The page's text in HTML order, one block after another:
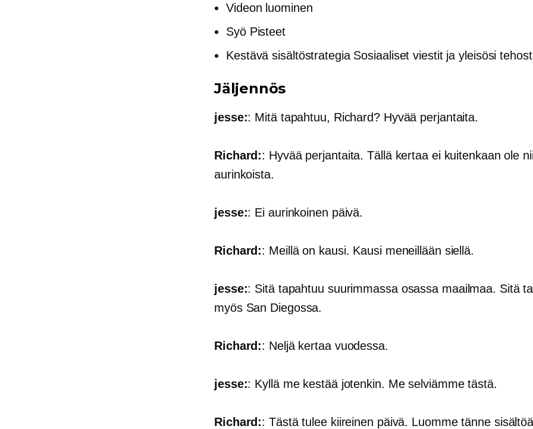
Videon luominen
Syö Pisteet
Kestävä sisältöstrategia Sosiaaliset viestit ja yleisösi
Jäljennös
jesse:: Mitä tapahtuu, Richard? Hyvää perjantaita.
Richard:: Hyvää perjantaita. Tällä kertaa ei kuitenkaan ole
aurinkoista.
jesse:: Ei aurinkoinen päivä.
Richard:: Meillä on kausi. Kausi meneillään siellä.
jesse:: Sitä tapahtuu suurimmassa osassa maailmaa. Sitä
myös San Diegossa.
Richard:: Neljä kertaa vuodessa.
jesse:: Kyllä me kestää jotenkin. Me selviämme tästä.
Richard:: Tästä tulee kiireinen päivä. Luomme tänne